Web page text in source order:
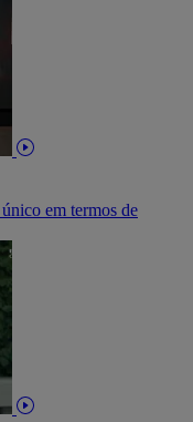
em termos de